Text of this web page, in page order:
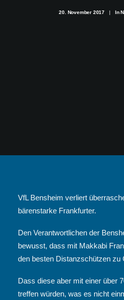
20. November 2017 | In
VfL Bensheim verliert
bärenstarke Frankfurter.
Den Verantwortlichen der
bewusst, dass mit Makkabi
den besten Distanzschützen zu
Dass diese aber mit einer über
treffen würden, was es nicht